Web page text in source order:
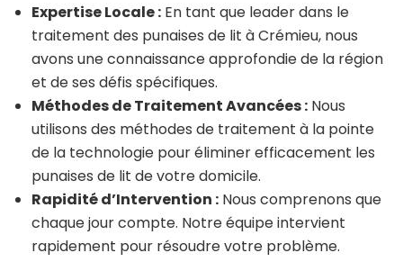
Expertise Locale : En tant que leader dans le
traitement des punaises de lit à Crémieu, nous
avons une connaissance approfondie de la région
et de ses défis spécifiques.
Méthodes de Traitement Avancées : Nous
utilisons des méthodes de traitement à la pointe
de la technologie pour éliminer efficacement les
punaises de lit de votre domicile.
Rapidité d’Intervention : Nous comprenons que
chaque jour compte. Notre équipe intervient
rapidement pour résoudre votre problème.